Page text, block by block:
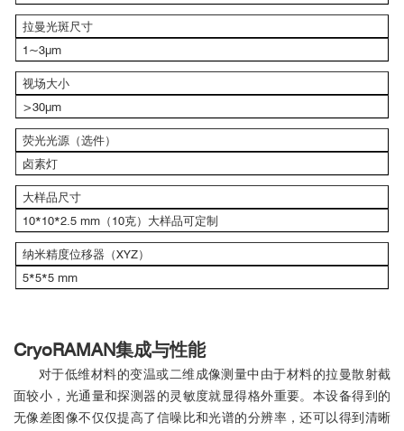
拉曼光斑尺寸
1~3μm
视场大小
>30μm
荧光光源（选件）
卤素灯
大样品尺寸
10*10*2.5 mm（10克）大样品可定制
纳米精度位移器（XYZ）
5*5*5 mm
CryoRAMAN集成与性能
对于低维材料的变温或二维成像测量中由于材料的拉曼散射截
面较小，光通量和探测器的灵敏度就显得格外重要。本设备得到的
无像差图像不仅仅提高了信噪比和光谱的分辨率，还可以得到清晰